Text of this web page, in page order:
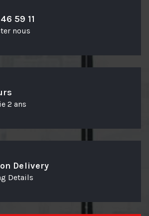
59 11
nous
2 ans
Delivery
Details